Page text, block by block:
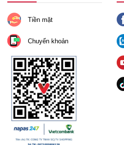
Tiền mặt
Chuyển khoản